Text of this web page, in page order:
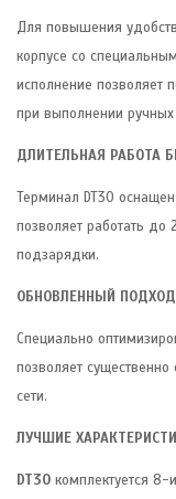
Для повышения
корпусе со
исполнение позволяет
при выполнении
ДЛИТЕЛЬНАЯ РАБОТА
Терминал DT30
позволяет работать
подзарядки.
ОБНОВЛЕННЫЙ ПОДХОД
Специально
позволяет
сети.
ЛУЧШИЕ
DT30 комплектуется